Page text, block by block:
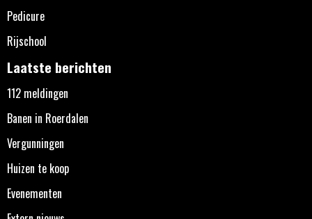
Pedicure
Rijschool
Laatste berichten
112 meldingen
Banen in Roerdalen
Vergunningen
Huizen te koop
Evenementen